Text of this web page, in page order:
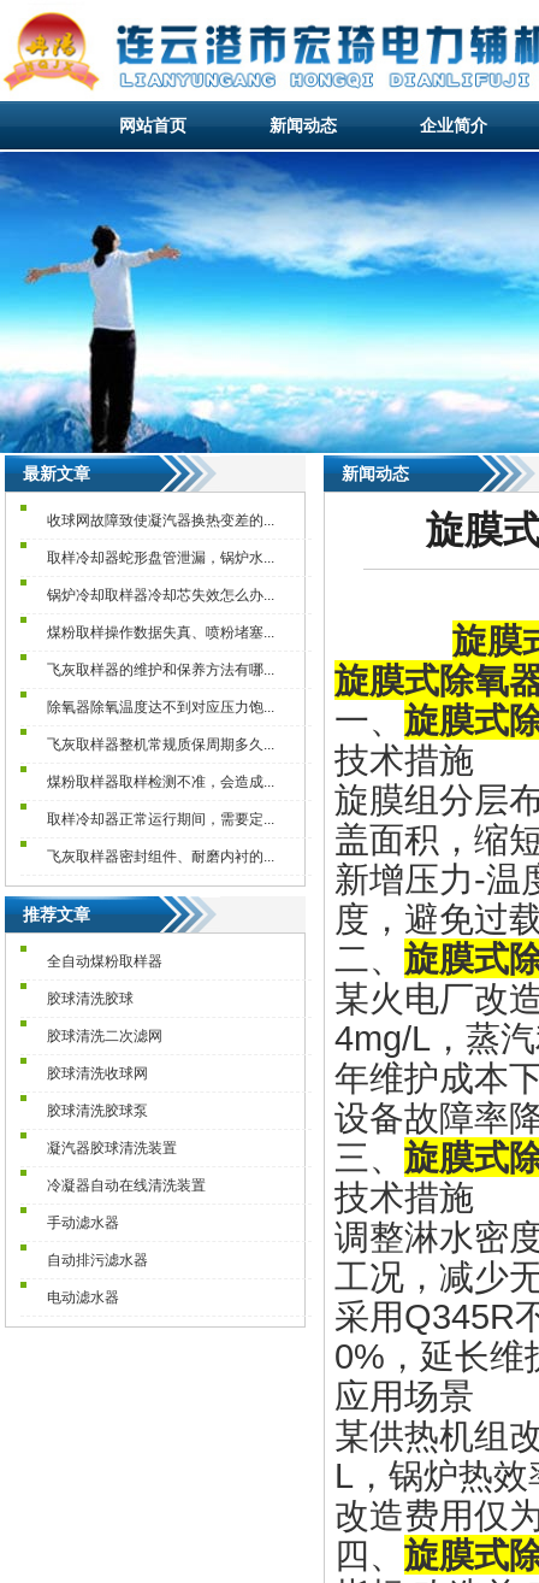
网站首页
网站首页
网站首页
新闻动态
新闻动态
企业简介
最新文章
收球网故障致使凝汽器换热变差的...
取样冷却器蛇形盘管泄漏，锅炉水...
锅炉冷却取样器冷却芯失效怎么办...
煤粉取样操作数据失真、喷粉堵塞...
飞灰取样器的维护和保养方法有哪...
除氧器除氧温度达不到对应压力饱...
飞灰取样器整机常规质保周期多久...
煤粉取样器取样检测不准，会造成...
取样冷却器正常运行期间，需要定...
飞灰取样器密封组件、耐磨内衬的...
推荐文章
全自动煤粉取样器
胶球清洗胶球
胶球清洗二次滤网
胶球清洗收球网
胶球清洗胶球泵
凝汽器胶球清洗装置
冷凝器自动在线清洗装置
手动滤水器
自动排污滤水器
电动滤水器
新闻动态
旋膜
旋膜
旋膜式除氧
一、 旋膜式
技术措施
旋膜组分层
盖面积，缩
新增压力-温
度，避免过
二、 旋膜式
某火电厂改
4mg/L，蒸
年维护成本
设备故障率
三、 旋膜式
技术措施
调整淋水密
工况，减少
采用Q345R
0%，延长维
应用场景
某供热机组
L，锅炉热
改造费用仅
四、 旋膜式